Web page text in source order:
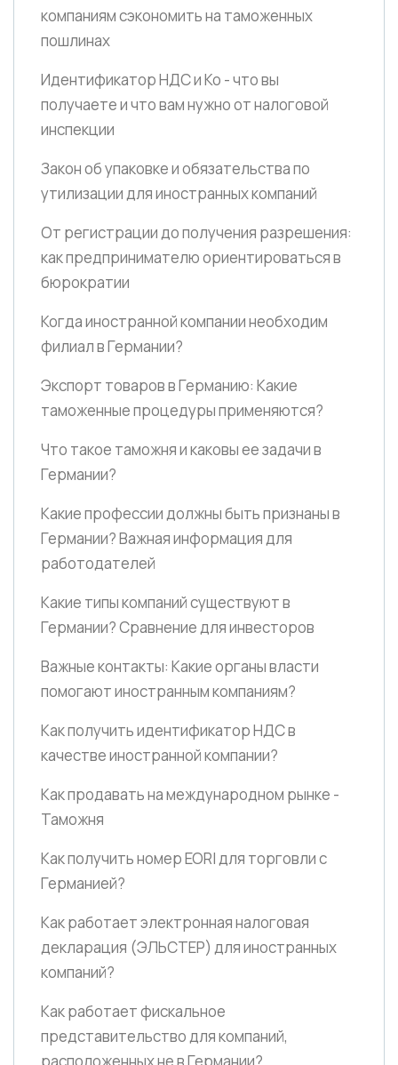
компаниям сэкономить на таможенных
пошлинах
Идентификатор НДС и Ко - что вы
получаете и что вам нужно от налоговой
инспекции
Закон об упаковке и обязательства по
утилизации для иностранных компаний
От регистрации до получения разрешения:
как предпринимателю ориентироваться в
бюрократии
Когда иностранной компании необходим
филиал в Германии?
Экспорт товаров в Германию: Какие
таможенные процедуры применяются?
Что такое таможня и каковы ее задачи в
Германии?
Какие профессии должны быть признаны в
Германии? Важная информация для
работодателей
Какие типы компаний существуют в
Германии? Сравнение для инвесторов
Важные контакты: Какие органы власти
помогают иностранным компаниям?
Как получить идентификатор НДС в
качестве иностранной компании?
Как продавать на международном рынке -
Таможня
Как получить номер EORI для торговли с
Германией?
Как работает электронная налоговая
декларация (ЭЛЬСТЕР) для иностранных
компаний?
Как работает фискальное
представительство для компаний,